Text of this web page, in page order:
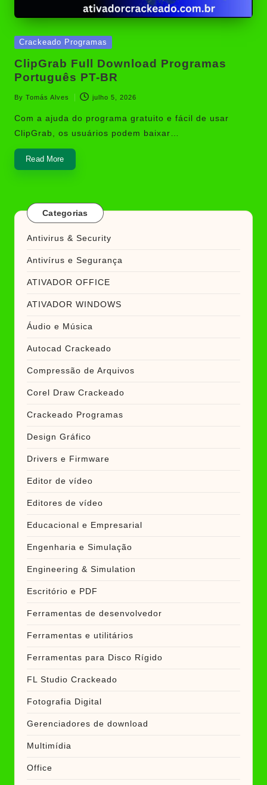
Posted
Crackeado Programas
ClipGrab Full Download Programas
Português PT-BR
Posted
by
By Tomás Alves julho 5, 2026
Com a ajuda do programa gratuito e fácil de usar
ClipGrab, os usuários podem baixar…
Read More
Categorias
Antivirus & Security
Antivírus e Segurança
ATIVADOR OFFICE
ATIVADOR WINDOWS
Áudio e Música
Autocad Crackeado
Compressão de Arquivos
Corel Draw Crackeado
Crackeado Programas
Design Gráfico
Drivers e Firmware
Editor de vídeo
Editores de vídeo
Educacional e Empresarial
Engenharia e Simulação
Engineering & Simulation
Escritório e PDF
Ferramentas de desenvolvedor
Ferramentas e utilitários
Ferramentas para Disco Rígido
FL Studio Crackeado
Fotografia Digital
Gerenciadores de download
Multimídia
Office